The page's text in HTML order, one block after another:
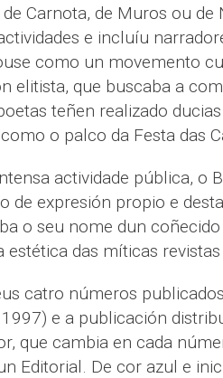
Carnota, de Muros ou
e incluíu
como un movemento
elitista, que buscaba a
teñen realizado
o palco da Festa das
actividade pública, o
de expresión propio e
o seu nome dun
estética das míticas revistas
catro números
e a publicación
que cambia en cada
Editorial. De cor azul e